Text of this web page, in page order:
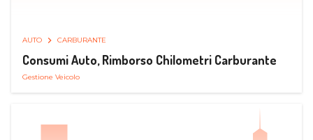
AUTO CARBURANTE
Consumi Auto, Rimborso Chilometri Carburante
Gestione Veicolo